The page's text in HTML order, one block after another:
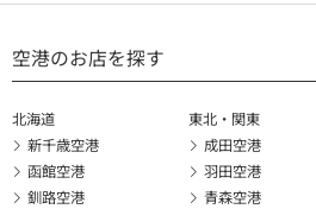
空港のお店を探す
北海道
新千歳空港
函館空港
釧路空港
東北・関東
成田空港
羽田空港
青森空港